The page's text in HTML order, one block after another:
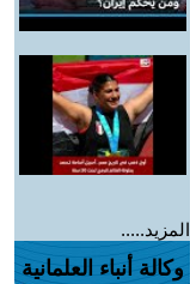
المزيد.....
وكالة أنباء العلمانية